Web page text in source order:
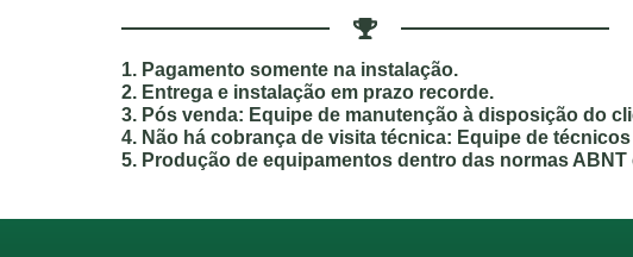
1. Pagamento somente na instalação.
2. Entrega e instalação em prazo recorde.
3. Pós venda: Equipe de manutenção à disposição do
4. Não há cobrança de visita técnica: Equipe de
5. Produção de equipamentos dentro das normas